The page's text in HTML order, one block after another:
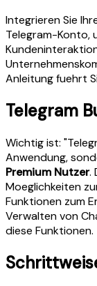
Integrieren Sie
Telegram-Konto,
Anleitung fuehrt
Telegram
Wichtig ist:
Anwendung,
Premium Nutzer.
Moeglichkeiten
Funktionen zum
Verwalten von
diese Funktionen.